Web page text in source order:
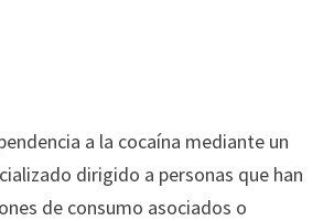
a la cocaína mediante un
dirigido a personas que han
de consumo asociados o